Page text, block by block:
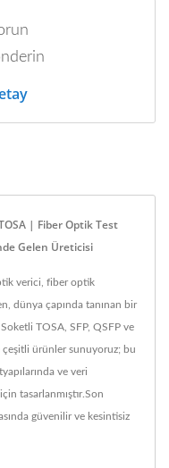
| Fiber Optik Test
Gelen Üreticisi
verici, fiber optik
dünya çapında tanınan bir
TOSA, SFP, QSFP ve
çeşitli ürünler sunuyoruz; bu
ve veri
tasarlanmıştır.Son
güvenilir ve kesintisiz